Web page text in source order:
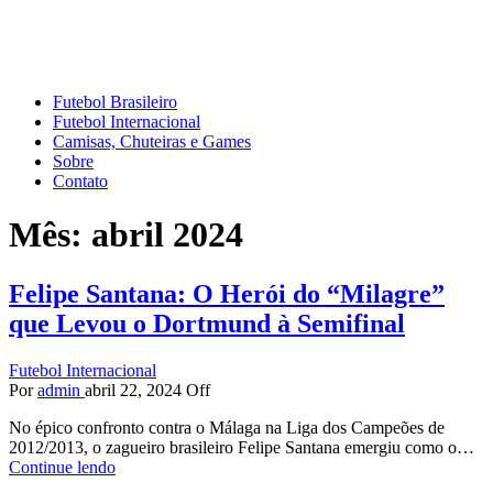
Futebol Brasileiro
Futebol Internacional
Camisas, Chuteiras e Games
Sobre
Contato
Mês: abril 2024
Felipe Santana: O Herói do “Milagre”
que Levou o Dortmund à Semifinal
Futebol Internacional
Por admin abril 22, 2024 Off
No épico confronto contra o Málaga na Liga dos Campeões de
2012/2013, o zagueiro brasileiro Felipe Santana emergiu como o…
Continue lendo